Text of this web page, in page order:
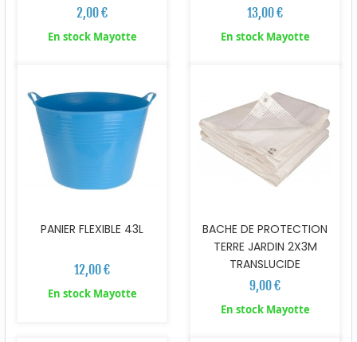
2,00 €
En stock Mayotte
13,00 €
En stock Mayotte
PANIER FLEXIBLE 43L
12,00 €
En stock Mayotte
BACHE DE PROTECTION
TERRE JARDIN 2X3M
TRANSLUCIDE
9,00 €
En stock Mayotte